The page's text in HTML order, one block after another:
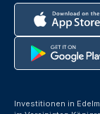
Investitionen in